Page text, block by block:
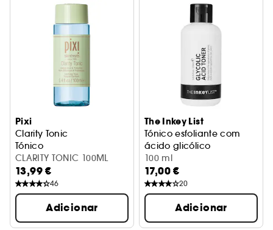
Pixi
Clarity Tonic
Tónico
CLARITY TONIC 100ML
13,99 €
46
Adicionar
The Inkey List
Tónico esfoliante com
ácido glicólico
100 ml
17,00 €
20
Adicionar